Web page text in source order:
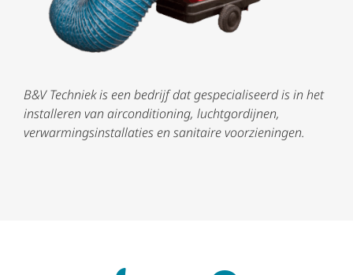
B&V Techniek is een bedrijf dat gespecialiseerd is in het
installeren van airconditioning, luchtgordijnen,
verwarmingsinstallaties en sanitaire voorzieningen.